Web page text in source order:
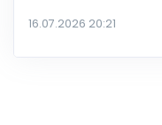
16.07.2026 20:21